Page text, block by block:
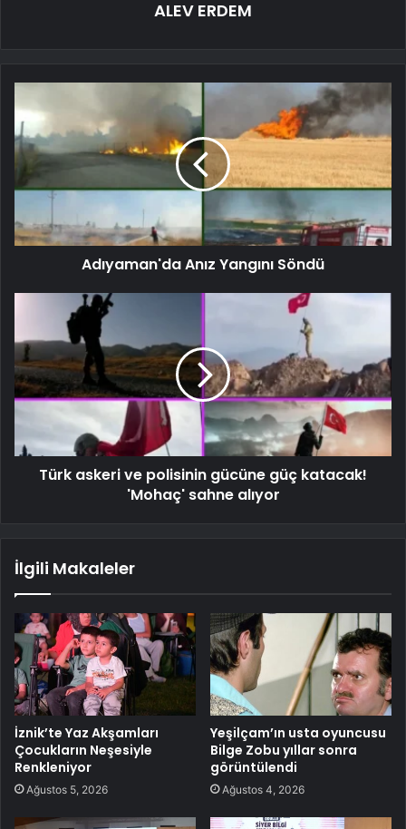
ALEV ERDEM
Adıyaman'da Anız Yangını Söndü
Türk askeri ve polisinin gücüne güç katacak!
'Mohaç' sahne alıyor
İlgili Makaleler
İznik’te Yaz Akşamları
Çocukların Neşesiyle
Renkleniyor
Ağustos 5, 2026
Yeşilçam’ın usta oyuncusu
Bilge Zobu yıllar sonra
görüntülendi
Ağustos 4, 2026